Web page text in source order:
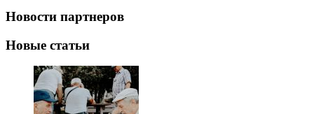
Новости партнеров
Новые статьи